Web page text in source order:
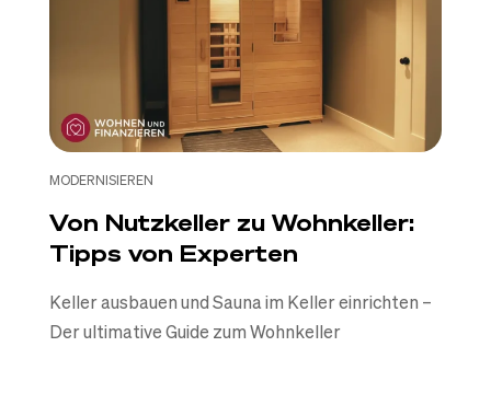
MODERNISIEREN
Von Nutzkeller zu Wohnkeller:
Tipps von Experten
Keller ausbauen und Sauna im Keller einrichten –
Der ultimative Guide zum Wohnkeller